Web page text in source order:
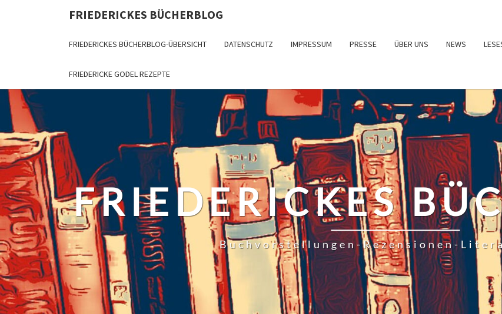
FRIEDERICKES BÜCHERBLOG
FRIEDERICKES BÜCHERBLOG-ÜBERSICHT DATENSCHUTZ IMPRESSUM PRESSE ÜBER UNS NEWS
FRIEDERICKE GODEL REZEPTE
FRIEDERICKES
Buchvorstellungen-Rezensionen-